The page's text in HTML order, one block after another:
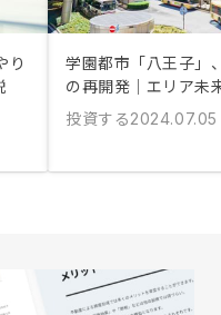
り
学園都市「八王子」
の再開発｜エリア未
投資する2024.07.05